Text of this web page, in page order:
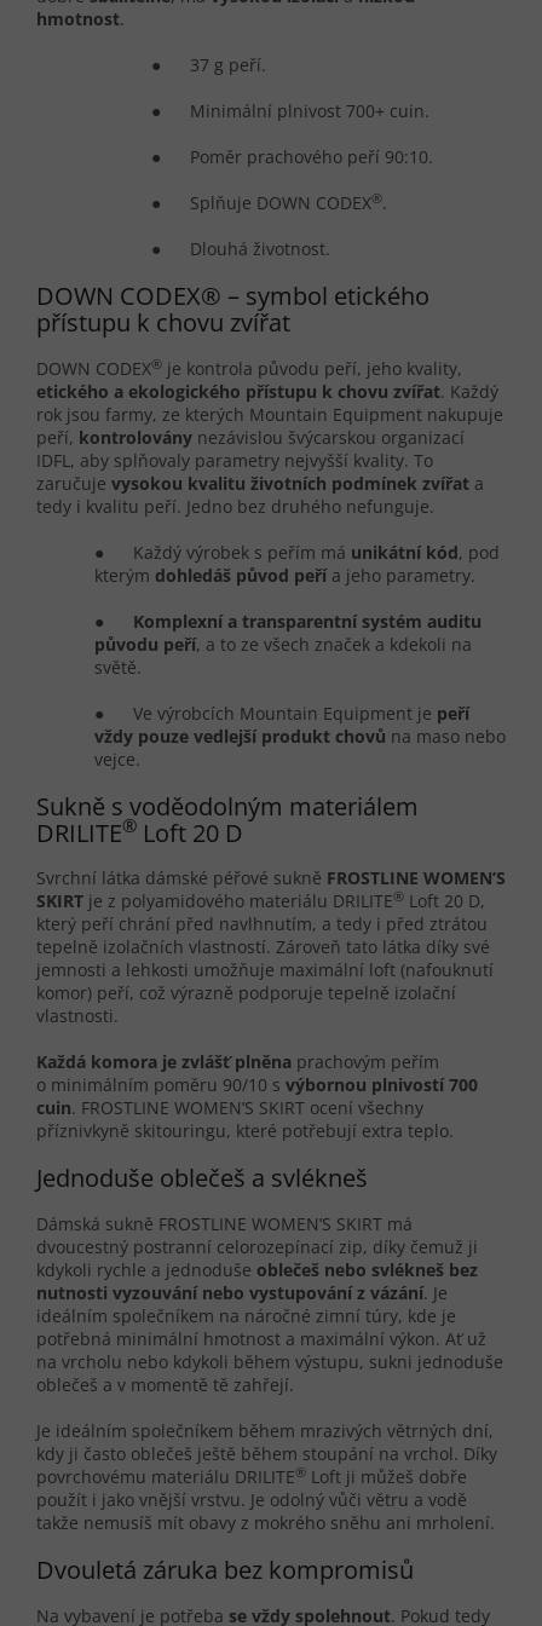
hmotnost.
● 37 g peří.
● Minimální plnivost 700+ cuin.
● Poměr prachového peří 90:10.
● Splňuje DOWN CODEX®.
● Dlouhá životnost.
DOWN CODEX® – symbol etického
přístupu k chovu zvířat
DOWN CODEX® je kontrola původu peří, jeho kvality,
etického a ekologického přístupu k chovu zvířat. Každý
rok jsou farmy, ze kterých Mountain Equipment nakupuje
peří, kontrolovány nezávislou švýcarskou organizací
IDFL, aby splňovaly parametry nejvyšší kvality. To
zaručuje vysokou kvalitu životních podmínek zvířat a
tedy i kvalitu peří. Jedno bez druhého nefunguje.
● Každý výrobek s peřím má unikátní kód, pod
kterým dohledáš původ peřía jeho parametry.
● Komplexnía transparentnísystém auditu
původu peří, a to ze všech značek a kdekoli na
světě.
● Ve výrobcích Mountain Equipment je peří
vždy pouze vedlejší produkt chovů na maso nebo
vejce.
Sukně s voděodolným materiálem
DRILITE® Loft 20 D
Svrchní látka dámské péřové sukně FROSTLINE WOMEN’S
SKIRT je z polyamidového materiálu DRILITE® Loft 20 D,
který peří chrání před navlhnutím, a tedy i před ztrátou
tepelně izolačních vlastností. Zároveň tato látka díky své
jemnosti a lehkosti umožňuje maximální loft (nafouknutí
komor) peří, což výrazně podporuje tepelně izolační
vlastnosti.
Každá komora je zvlášť plněna prachovým peřím
o minimálním poměru 90/10 s výbornou plnivostí 700
cuin. FROSTLINE WOMEN’S SKIRT ocení všechny
příznivkyně skitouringu, které potřebují extra teplo.
Jednoduše oblečeš a svlékneš
Dámská sukně FROSTLINE WOMEN’S SKIRT má
dvoucestný postranní celorozepínací zip, díky čemuž ji
kdykoli rychle a jednoduše oblečeš nebo svlékneš bez
nutnosti vyzouvání nebo vystupování z vázání. Je
ideálním společníkem na náročné zimní túry, kde je
potřebná minimální hmotnost a maximální výkon. Ať už
na vrcholu nebo kdykoli během výstupu, sukni jednoduše
oblečeš a v momentě tě zahřejí.
Je ideálním společníkem během mrazivých větrných dní,
kdy ji často oblečeš ještě během stoupání na vrchol. Díky
povrchovému materiálu DRILITE® Loft ji můžeš dobře
použít i jako vnější vrstvu. Je odolný vůči větru a vodě
takže nemusíš mít obavy z mokrého sněhu ani mrholení.
Dvouletá záruka bez kompromisů
Na vybavení je potřeba se vždy spolehnout. Pokud tedy